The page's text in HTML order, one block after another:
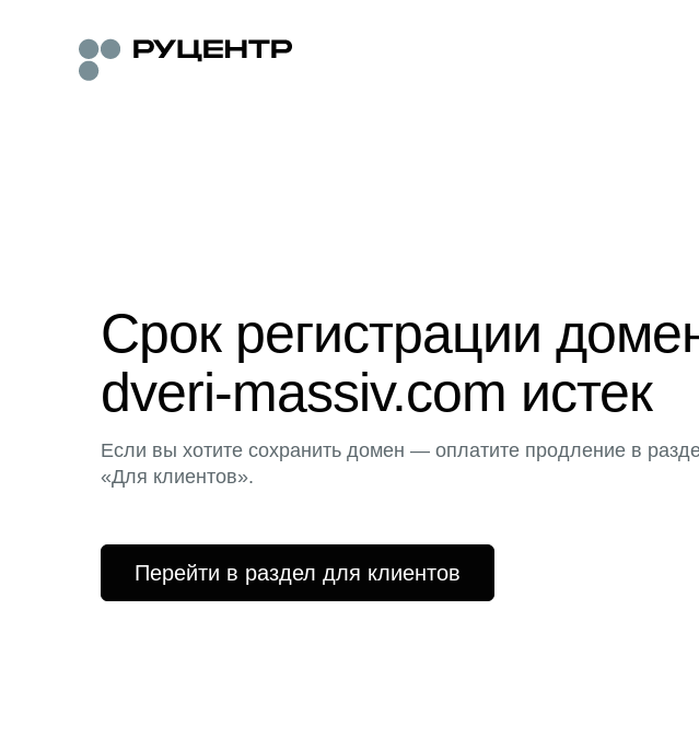
Срок регистрации
dveri-massiv.com истек
Если вы хотите сохранить домен — оплатите продление в
«Для клиентов».
Перейти в раздел для клиентов